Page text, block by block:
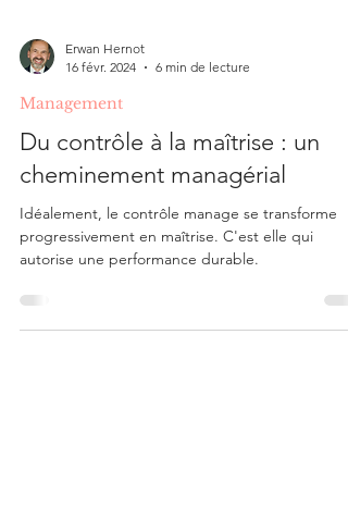
16 févr. 2024
6 min de lecture
Management
Du contrôle à la maîtrise : un
cheminement managérial
Idéalement, le contrôle manage se transforme
autorise une performance durable.